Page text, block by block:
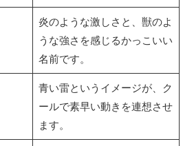
炎のような激しさと、獣のよ
うな強さを感じるかっこいい
名前です。
青い雷というイメージが、ク
ールで素早い動きを連想させ
ます。